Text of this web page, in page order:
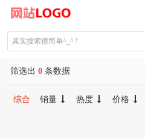
筛选出 0 条数据
综合 销量 热度 价格